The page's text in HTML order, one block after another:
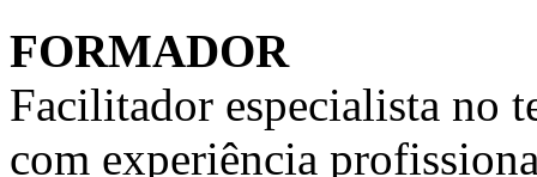
FORMADOR
Facilitador especialista no
com experiência